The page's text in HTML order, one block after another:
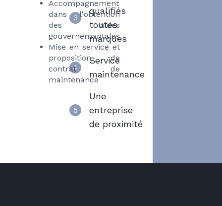
Accompagnement
dans l'obtention
des aides
gouvernemantales
Mise en service et
proposition de
contrat de
maintenance
3
qualifiés
toutes
marques
4
Service
maintenance
5
Une
entreprise
de proximité